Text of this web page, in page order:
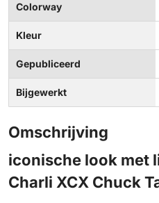
Colorway
Kleur
Gepubliceerd
Bijgewerkt
Omschrijving
iconische look met
Charli XCX Chuck